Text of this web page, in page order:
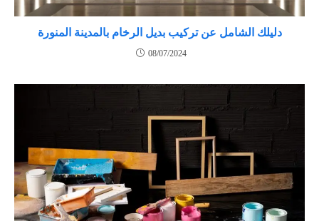
دليلك الشامل عن تركيب بديل الرخام بالمدينة المنورة
08/07/2024